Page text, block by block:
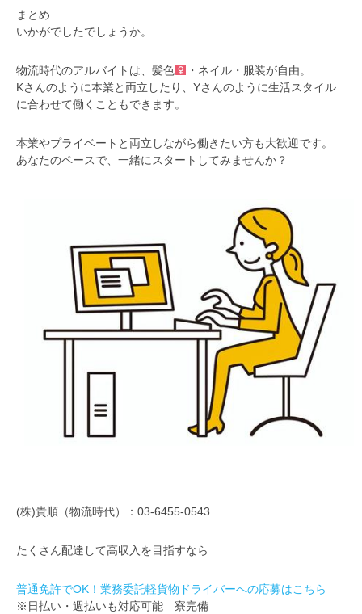
まとめ
いかがでしたでしょうか。
物流時代のアルバイトは、髪色‍
・ネイル・服装が自由。
Kさんのように本業と両立したり、Yさんのように生活スタイル
に合わせて働くこともできます。
本業やプライベートと両立しながら働きたい方も大歓迎です。
あなたのペースで、一緒にスタートしてみませんか？
(株)貴順（物流時代）：03-6455-0543
たくさん配達して高収入を目指すなら
普通免許でOK！業務委託軽貨物ドライバーへの応募はこちら
※日払い・週払いも対応可能 寮完備